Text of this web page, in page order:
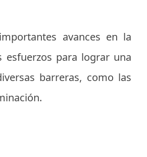
avances en la
esfuerzos para lograr una
barreras, como las